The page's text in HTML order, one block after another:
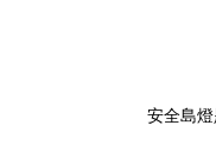
安全島